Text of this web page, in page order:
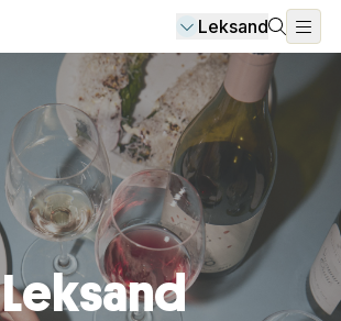
Leksand
Leksand